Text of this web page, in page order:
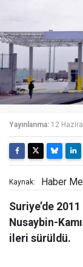
Yayınlanma: 12
Kaynak: Haber
Suriye’de
Nusaybin-
ileri sürüldü.